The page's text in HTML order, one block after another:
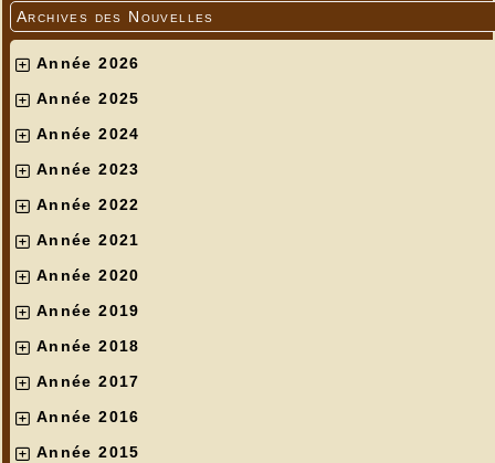
Archives des Nouvelles
Année 2026
Année 2025
Année 2024
Année 2023
Année 2022
Année 2021
Année 2020
Année 2019
Année 2018
Année 2017
Année 2016
Année 2015